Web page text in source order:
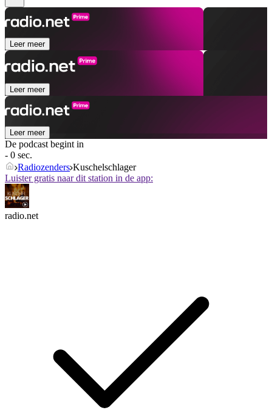
Leer meer
Leer meer
Leer meer
De podcast begint in
- 0 sec.
Radiozenders Kuschelschlager
Luister gratis naar dit station in de app:
radio.net